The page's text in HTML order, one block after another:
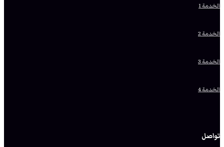
الخدمة 1
الخدمة 2
الخدمة 3
الخدمة 4
تواصل